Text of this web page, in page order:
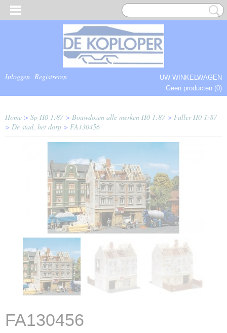
Inloggen Registreren
UW WINKELWAGEN
Geen producten (0)
Home > Sp H0 1:87> Bouwdozen alle merken H0 1:87> Faller H0 1:87
> De stad, het dorp > FA130456
FA130456